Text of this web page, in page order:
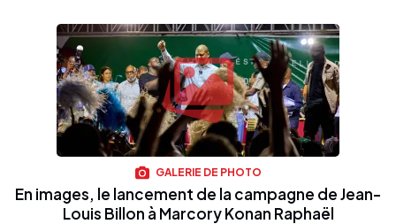
GALERIE DE PHOTO
En images, le lancement de la campagne de Jean-
Louis Billon à Marcory Konan Raphaël